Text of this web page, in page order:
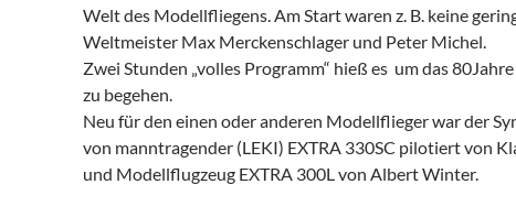
Welt des Modellfliegens. Am Start waren z. B. keine
Weltmeister Max Merckenschlager und Peter Michel.
Zwei Stunden „volles Programm“ hieß es um das
zu begehen.
Neu für den einen oder anderen Modellflieger war der
von manntragender (LEKI) EXTRA 330SC pilotiert von
und Modellflugzeug EXTRA 300L von Albert Winter.